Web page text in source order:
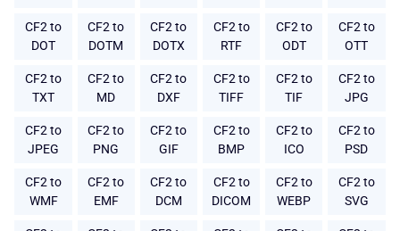
CF2 to
DOT
CF2 to
DOTM
CF2 to
DOTX
CF2 to
RTF
CF2 to
ODT
CF2 to
OTT
CF2 to
TXT
CF2 to
MD
CF2 to
DXF
CF2 to
TIFF
CF2 to
TIF
CF2 to
JPG
CF2 to
JPEG
CF2 to
PNG
CF2 to
GIF
CF2 to
BMP
CF2 to
ICO
CF2 to
PSD
CF2 to
WMF
CF2 to
EMF
CF2 to
DCM
CF2 to
DICOM
CF2 to
WEBP
CF2 to
SVG